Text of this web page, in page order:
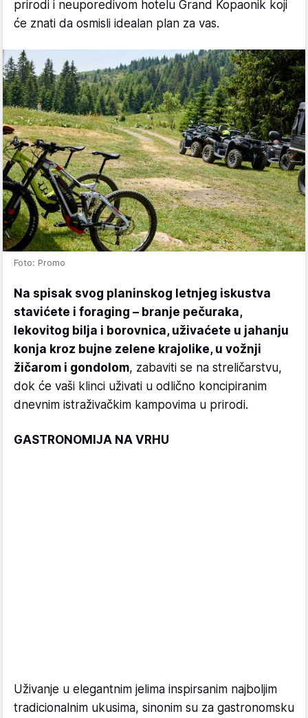
prirodi i neuporedivom hotelu Grand Kopaonik koji
će znati da osmisli idealan plan za vas.
Foto: Promo
Na spisak svog planinskog letnjeg iskustva
stavićete i foraging – branje pečuraka,
lekovitog bilja i borovnica, uživaćete u jahanju
konja kroz bujne zelene krajolike, u vožnji
žičarom i gondolom, zabaviti se na streličarstvu,
dok će vaši klinci uživati u odlično koncipiranim
dnevnim istraživačkim kampovima u prirodi.
GASTRONOMIJA NA VRHU
Uživanje u elegantnim jelima inspirsanim najboljim
tradicionalnim ukusima, sinonim su za gastronomsku